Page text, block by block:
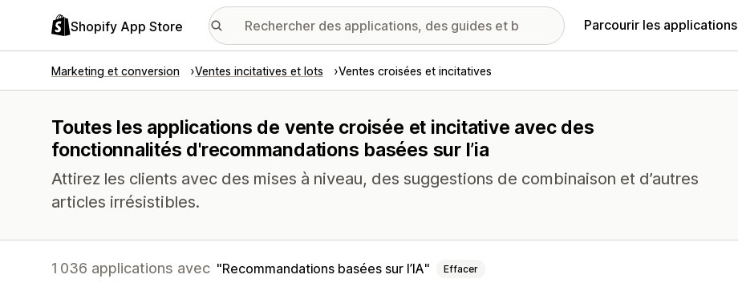
Shopify App Store Parcourir les applications
Marketing et conversion Ventes incitatives et lots Ventes croisées et incitatives
Toutes les applications de vente croisée et incitative avec des
fonctionnalités d'recommandations basées sur l’ia
Attirez les clients avec des mises à niveau, des suggestions de combinaison et d’autres
articles irrésistibles.
1 036 applications avec Recommandations basées sur l’IA Effacer